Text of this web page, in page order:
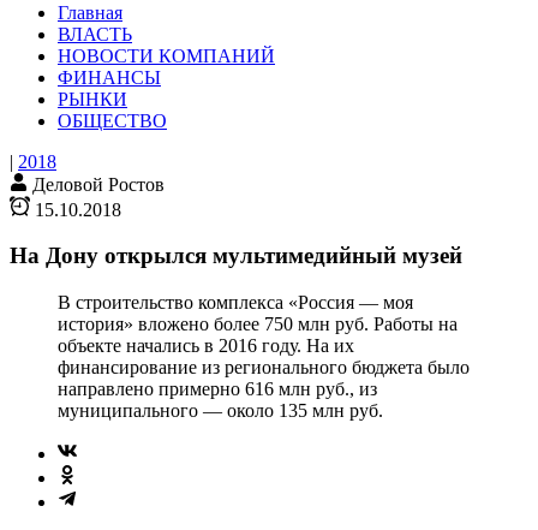
Главная
ВЛАСТЬ
НОВОСТИ КОМПАНИЙ
ФИНАНСЫ
РЫНКИ
ОБЩЕСТВО
| 2018
Деловой Ростов
15.10.2018
На Дону открылся мультимедийный музей
В строительство комплекса «Россия — моя
история» вложено более 750 млн руб. Работы на
объекте начались в 2016 году. На их
финансирование из регионального бюджета было
направлено примерно 616 млн руб., из
муниципального — около 135 млн руб.